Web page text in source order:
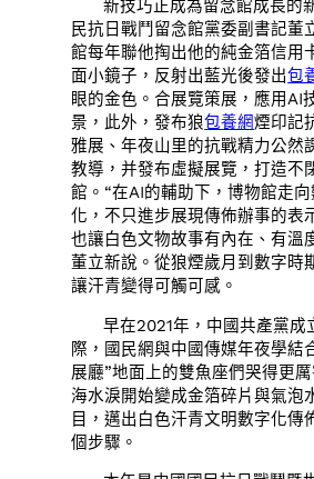
新技巧正成為留念館成長的
民抗日戰鬥留念館黨委副書記董
館每年聯他掏出他的純金箔信用
面小鏡子，反射出藍光後發出包
眼的金色。合展覽策展，應用AI
景，此外，發布狼包養網煙印記
雅展、年夜山里的抗戰精力公然
教導，并發布虛擬展覽，打造不
館。“在AI的輔助下，博物館走
化，不只進步展現傳佈辦事的表
也讓白色文物故事有內在、有溫
董立新說。從狼煙歲月到數字時
讓汗青變得可觸可感。
早在2021年，中國共產黨成
際，國民網與中國傳媒年夜學結
展廳”地面上的雙魚座們哭得更
海水淚開始變成金箔碎片與氣泡
目，邁出白色汗青文明數字化傳
個步驟。